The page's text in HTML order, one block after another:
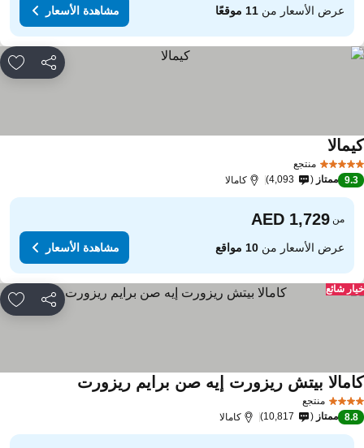
عرض الأسعار من11 موقعًا مشاهدة الأسعار
مشاركة
منتجع
9.3 ممتاز 4,093 كامالا
من
عرض الأسعار من10 مواقع مشاهدة الأسعار
مشاركة
شائع
منتجع
بيتش ريزورت إيه صن برايم ريزورت
8.8 ممتاز 10,817 كامالا